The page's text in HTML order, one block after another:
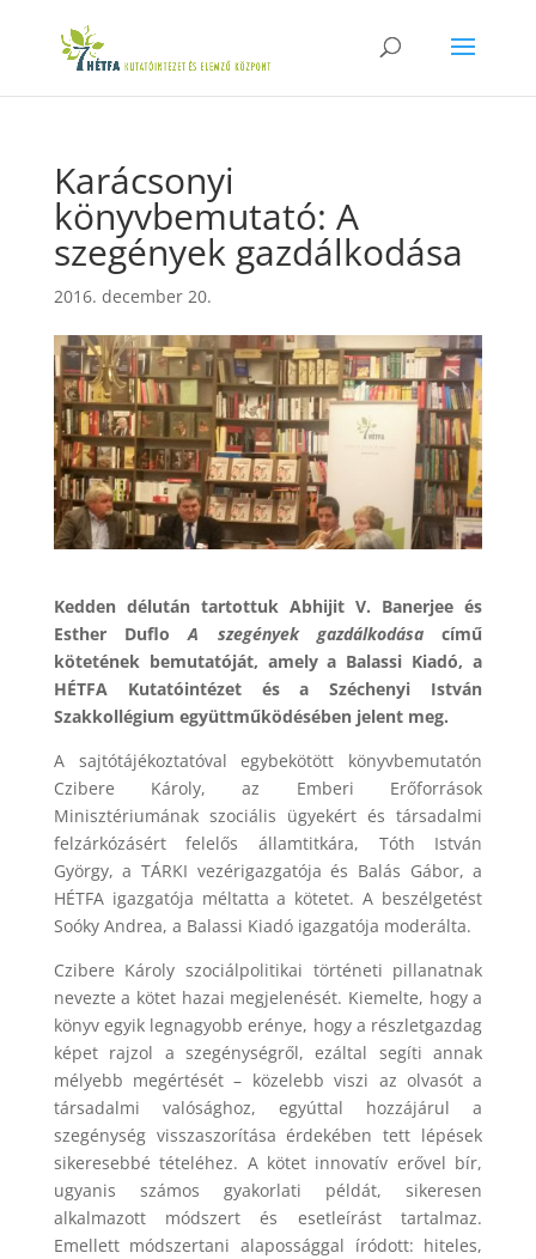
Karácsonyi
könyvbemutató: A
szegények gazdálkodása
2016. december 20.
Kedden délután tartottuk Abhijit V. Banerjee és
Esther DufloA szegények gazdálkodásacímű
kötetének bemutatóját, amely a Balassi Kiadó, a
HÉTFA Kutatóintézet és a Széchenyi István
Szakkollégium együttműködésében jelent meg.
A sajtótájékoztatóval egybekötött könyvbemutatón
Czibere Károly, az Emberi Erőforrások
Minisztériumának szociális ügyekért és társadalmi
felzárkózásért felelős államtitkára, Tóth István
György, a TÁRKI vezérigazgatója és Balás Gábor, a
HÉTFA igazgatója méltatta a kötetet. A beszélgetést
Soóky Andrea, a Balassi Kiadó igazgatója moderálta.
Czibere Károly szociálpolitikai történeti pillanatnak
nevezte a kötet hazai megjelenését. Kiemelte, hogy a
könyv egyik legnagyobb erénye, hogy a részletgazdag
képet rajzol a szegénységről, ezáltal segíti annak
mélyebb megértését – közelebb viszi az olvasót a
társadalmi valósághoz, egyúttal hozzájárul a
szegénység visszaszorítása érdekében tett lépések
sikeresebbé tételéhez. A kötet innovatív erővel bír,
ugyanis számos gyakorlati példát, sikeresen
alkalmazott módszert és esetleírást tartalmaz.
Emellett módszertani alapossággal íródott: hiteles,